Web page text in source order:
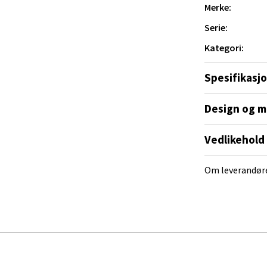
Merke:
Serie:
Kategori:
Design og
Om